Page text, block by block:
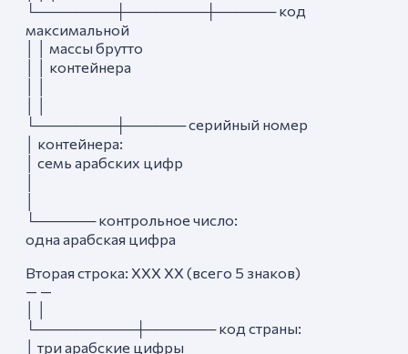
└────────┼────────┼────── код
максимальной
│ │ массы брутто
│ │ контейнера
└────────┼────── серийный номер
│ контейнера:
│ семь арабских цифр
└────── контрольное число:
одна арабская цифра
Вторая строка: XXX XX (всего 5 знаков)
— —
└──────────┼─────── код страны:
│ три арабские цифры